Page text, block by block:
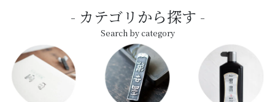
カテゴリから探す
Search by category